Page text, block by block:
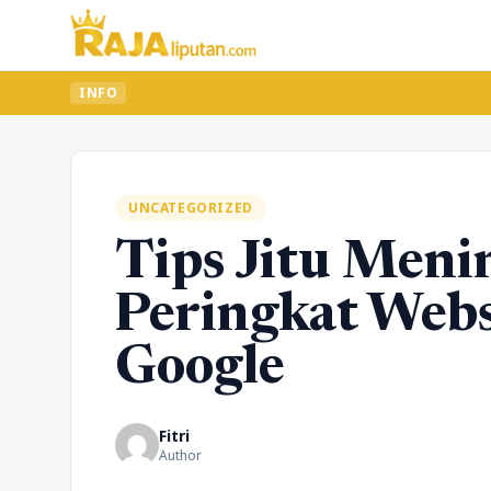
INFO
UNCATEGORIZED
Tips Jitu
Peringkat
Google
Fitri
Author